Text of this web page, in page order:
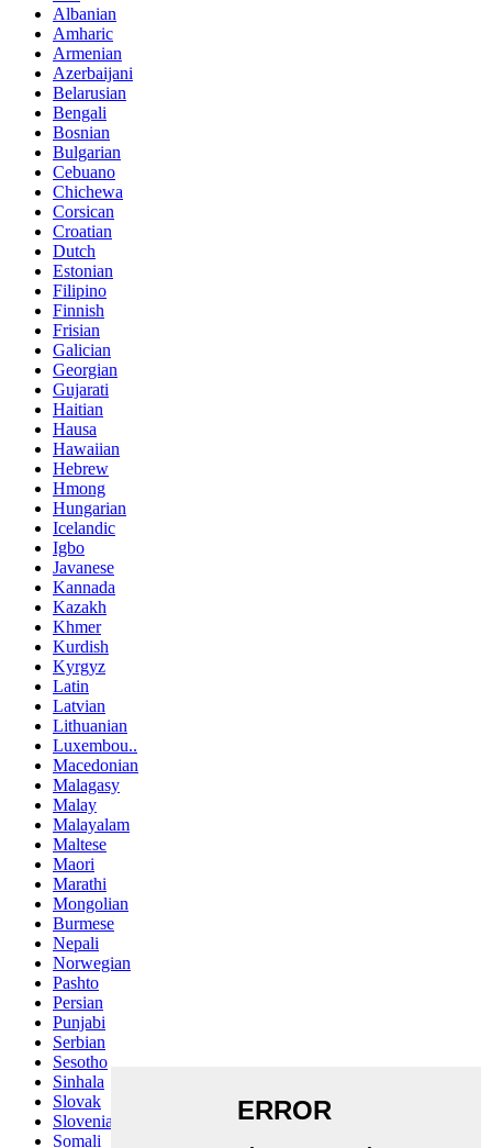
Albanian
Amharic
Armenian
Azerbaijani
Belarusian
Bengali
Bosnian
Bulgarian
Cebuano
Chichewa
Corsican
Croatian
Dutch
Estonian
Filipino
Finnish
Frisian
Galician
Georgian
Gujarati
Haitian
Hausa
Hawaiian
Hebrew
Hmong
Hungarian
Icelandic
Igbo
Javanese
Kannada
Kazakh
Khmer
Kurdish
Kyrgyz
Latin
Latvian
Lithuanian
Luxembou..
Macedonian
Malagasy
Malay
Malayalam
Maltese
Maori
Marathi
Mongolian
Burmese
Nepali
Norwegian
Pashto
Persian
Punjabi
Serbian
Sesotho
Sinhala
Slovak
Slovenian
Somali